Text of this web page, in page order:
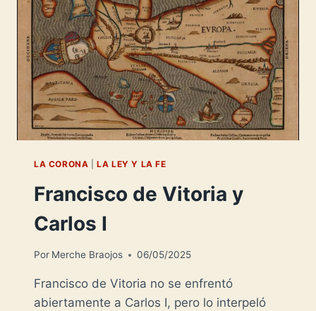
LA CORONA |LA LEY Y LA FE
Francisco de Vitoria y
Carlos I
Por Merche Braojos 06/05/2025
Francisco de Vitoria no se enfrentó
abiertamente a Carlos I, pero lo interpeló